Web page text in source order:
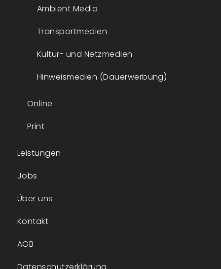
Ambient Media
Transportmedien
Kultur- und Netzmedien
Hinweismedien (Dauerwerbung)
Online
Print
Leistungen
Jobs
Über uns
Kontakt
AGB
Datenschutzerklärung